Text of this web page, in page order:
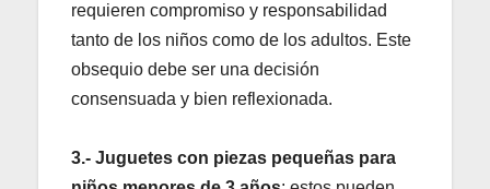
requieren compromiso y responsabilidad
tanto de los niños como de los adultos. Este
obsequio debe ser una decisión
consensuada y bien reflexionada.
3.- Juguetes con piezas pequeñas para